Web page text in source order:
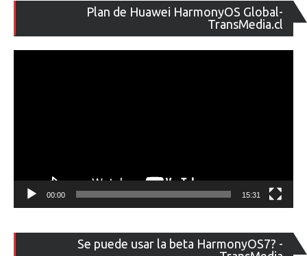
Plan de Huawei HarmonyOS Global-
TransMedia.cl
de
00:00 15:31
Se puede usar la beta HarmonyOS7? -
de